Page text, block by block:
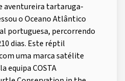
aventureira tartaruga-
o Oceano Atlântico
portuguesa, percorrendo
dias. Este réptil
uma marca satélite
equipa COSTA